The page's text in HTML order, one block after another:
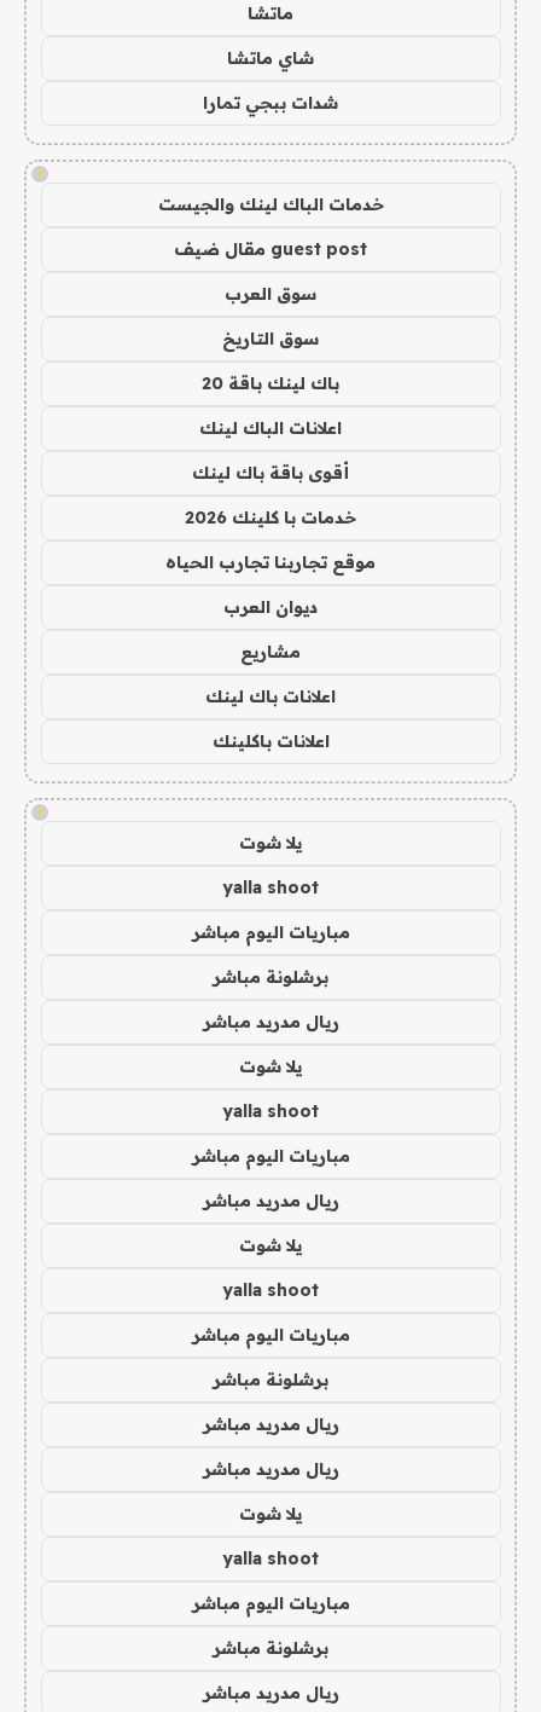
ماتشا
شاي ماتشا
شدات ببجي تمارا
!
خدمات الباك لينك والجيست
guest post مقال ضيف
سوق العرب
سوق التاريخ
باك لينك باقة 20
اعلانات الباك لينك
أقوى باقة باك لينك
خدمات با كلينك 2026
موقع تجاربنا تجارب الحياه
ديوان العرب
مشاريع
اعلانات باك لينك
اعلانات باكلينك
!
يلا شوت
yalla shoot
مباريات اليوم مباشر
برشلونة مباشر
ريال مدريد مباشر
يلا شوت
yalla shoot
مباريات اليوم مباشر
ريال مدريد مباشر
يلا شوت
yalla shoot
مباريات اليوم مباشر
برشلونة مباشر
ريال مدريد مباشر
ريال مدريد مباشر
يلا شوت
yalla shoot
مباريات اليوم مباشر
برشلونة مباشر
ريال مدريد مباشر